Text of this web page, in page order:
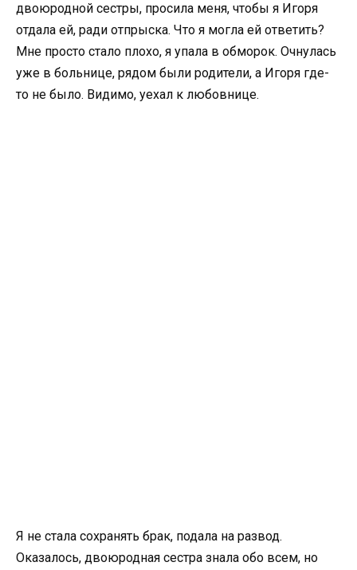
двоюродной сестры, просила меня, чтобы я Игоря
отдала ей, ради отпрыска. Что я могла ей ответить?
Мне просто стало плохо, я упала в обморок. Очнулась
уже в больнице, рядом были родители, а Игоря где-
то не было. Видимо, уехал к любовнице.
Я не стала сохранять брак, подала на развод.
Оказалось, двоюродная сестра знала обо всем, но